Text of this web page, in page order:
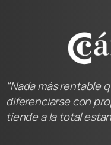
"Nada más rentable
diferenciarse con
tiende a la total